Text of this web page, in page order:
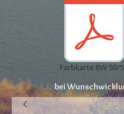
Farbkarte BW 50/
bei